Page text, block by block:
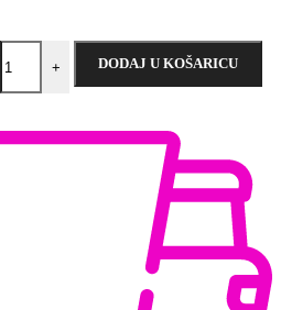
+ DODAJ U KOŠARICU